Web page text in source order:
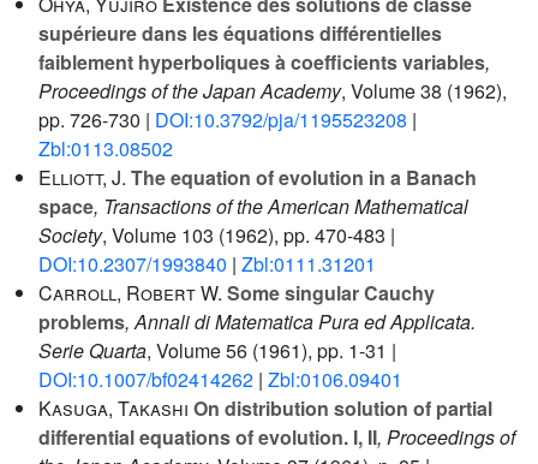
supérieure dans les équations différentielles
faiblement hyperboliques à coefficients variables,
Proceedings of the Japan Academy, Volume 38 (1962),
pp. 726-730 | DOI:10.3792/pja/1195523208 |
Zbl:0113.08502
Elliott, J. The equation of evolution in a Banach
space, Transactions of the American Mathematical
Society, Volume 103 (1962), pp. 470-483 |
DOI:10.2307/1993840 | Zbl:0111.31201
Carroll, Robert W. Some singular Cauchy
problems, Annali di Matematica Pura ed Applicata.
Serie Quarta, Volume 56 (1961), pp. 1-31 |
DOI:10.1007/bf02414262 | Zbl:0106.09401
Kasuga, Takashi On distribution solution of partial
differential equations of evolution. I, II, Proceedings of